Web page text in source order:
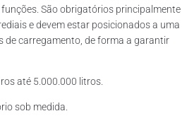
São obrigatórios principalmente
e devem estar posicionados a uma
de carregamento, de forma a garantir
até 5.000.000 litros.
sob medida.